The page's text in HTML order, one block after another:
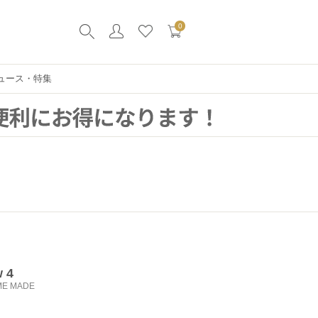
0
ース・特集
4
MADE